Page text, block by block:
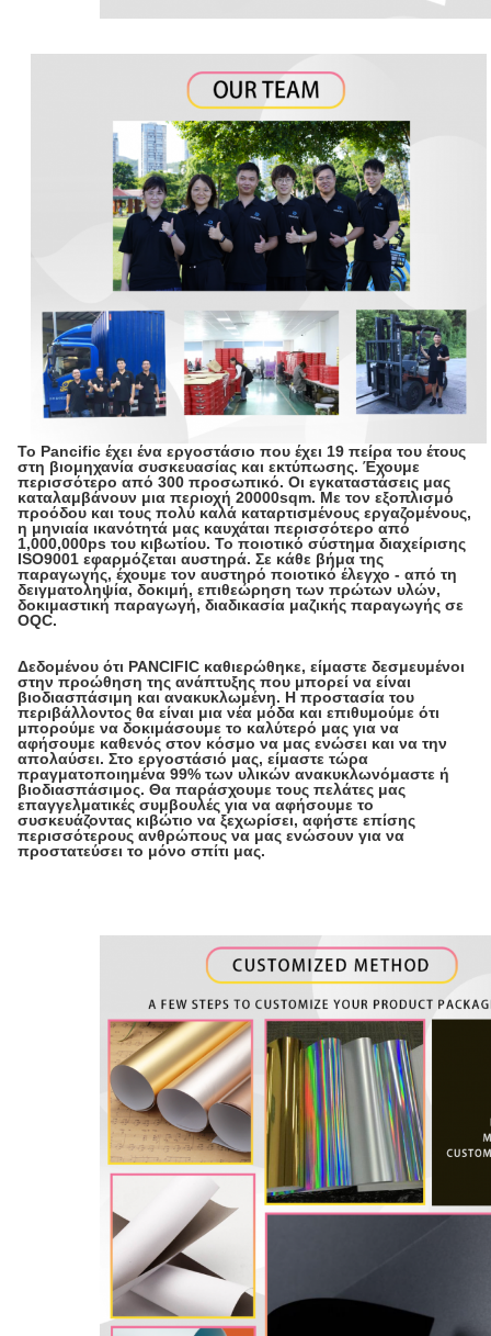
Το Pancific έχει ένα εργοστάσιο που έχει 19 πείρα του έτους
στη βιομηχανία συσκευασίας και εκτύπωσης. Έχουμε
περισσότερο από 300 προσωπικό. Οι εγκαταστάσεις μας
καταλαμβάνουν μια περιοχή 20000sqm. Με τον εξοπλισμό
προόδου και τους πολύ καλά καταρτισμένους εργαζομένους,
η μηνιαία ικανότητά μας καυχάται περισσότερο από
1,000,000ps του κιβωτίου. Το ποιοτικό σύστημα διαχείρισης
ISO9001 εφαρμόζεται αυστηρά. Σε κάθε βήμα της
παραγωγής, έχουμε τον αυστηρό ποιοτικό έλεγχο - από τη
δειγματοληψία, δοκιμή, επιθεώρηση των πρώτων υλών,
δοκιμαστική παραγωγή, διαδικασία μαζικής παραγωγής σε
OQC.
Δεδομένου ότι PANCIFIC καθιερώθηκε, είμαστε δεσμευμένοι
στην προώθηση της ανάπτυξης που μπορεί να είναι
βιοδιασπάσιμη και ανακυκλωμένη. Η προστασία του
περιβάλλοντος θα είναι μια νέα μόδα και επιθυμούμε ότι
μπορούμε να δοκιμάσουμε το καλύτερό μας για να
αφήσουμε καθενός στον κόσμο να μας ενώσει και να την
απολαύσει. Στο εργοστάσιό μας, είμαστε τώρα
πραγματοποιημένα 99% των υλικών ανακυκλωνόμαστε ή
βιοδιασπάσιμος. Θα παράσχουμε τους πελάτες μας
επαγγελματικές συμβουλές για να αφήσουμε το
συσκευάζοντας κιβώτιο να ξεχωρίσει, αφήστε επίσης
περισσότερους ανθρώπους να μας ενώσουν για να
προστατεύσει το μόνο σπίτι μας.